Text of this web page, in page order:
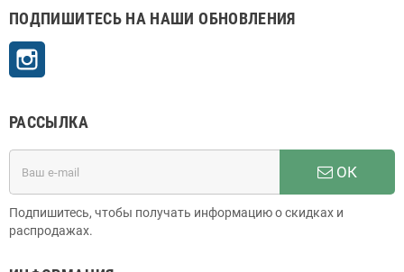
ПОДПИШИТЕСЬ НА НАШИ ОБНОВЛЕНИЯ
РАССЫЛКА
ОК
Подпишитесь, чтобы получать информацию о скидках и
распродажах.